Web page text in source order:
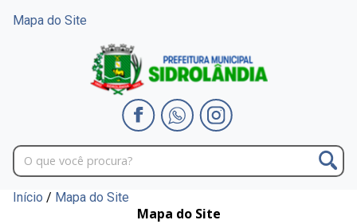
Mapa do Site
Início / Mapa do Site
Mapa do Site